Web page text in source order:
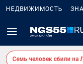
НЕДВИЖИМОСТЬ
Семь человек сбили на